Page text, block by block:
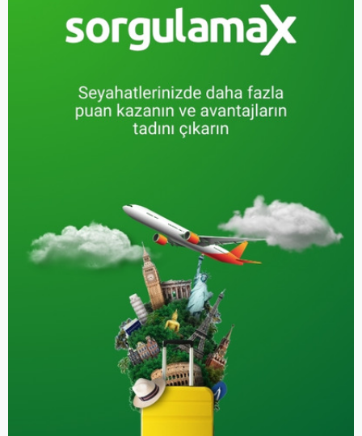
bilmeniz gereken her şeyi
bulacaksınız.